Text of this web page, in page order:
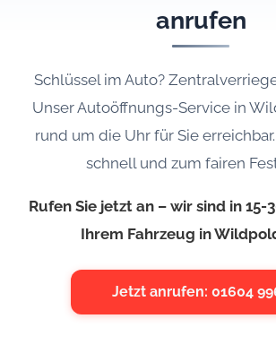
anrufen
Schlüssel im Auto?
Unser Autoöffnungs-Service in
rund um die Uhr für Sie
schnell und zum fairen
Rufen Sie jetzt an – wir sind in 15-
Ihrem Fahrzeug in
Jetzt anrufen: 01604